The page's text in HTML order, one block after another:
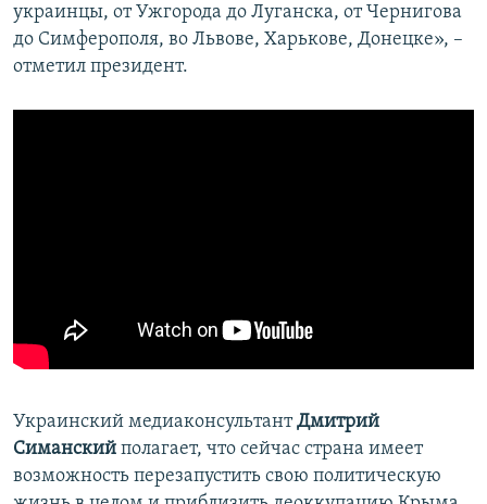
украинцы, от Ужгорода до Луганска, от Чернигова
до Симферополя, во Львове, Харькове, Донецке», –
отметил президент.
Украинский медиаконсультантДмитрий
Симанский полагает, что сейчас страна имеет
возможность перезапустить свою политическую